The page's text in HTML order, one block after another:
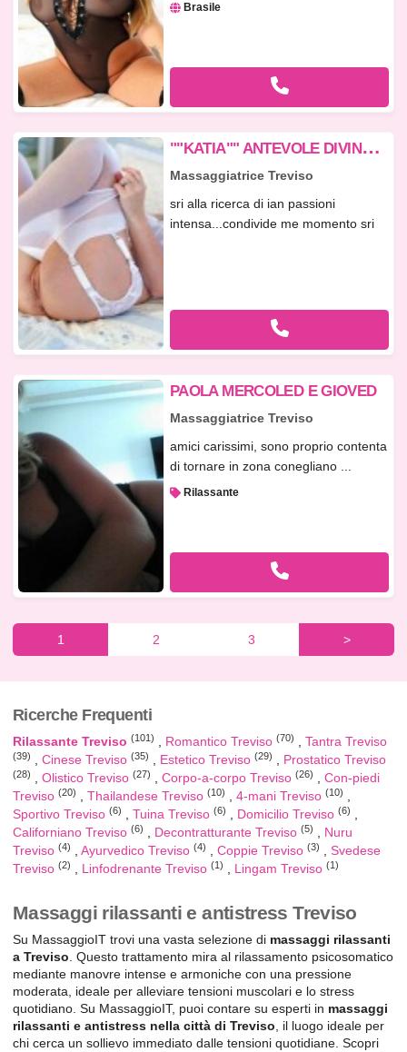
Brasile
"
"KATIA"" ANTEVOLE DIVINA....BELLA E COME IN VULCANO 3661112846
Massaggiatrice Treviso
sri alla ricerca di ian passioni
intensa...condivide me momento sri
PAOLA MERCOLED E GIOVED
Massaggiatrice Treviso
amici carissimi, sono proprio contenta
di tornare in zona conegliano ...
Rilassante
1 2 3 >
Ricerche Frequenti
Rilassante Treviso (101) Romantico Treviso (70) Tantra Treviso
(39) Cinese Treviso (35) Estetico Treviso (29) Prostatico Treviso
(28) Olistico Treviso (27) Corpo-a-corpo Treviso (26)
Con-piedi
Treviso (20) Thailandese Treviso (10) 4-mani Treviso (10)
Sportivo Treviso (6) Tuina Treviso (6) Domicilio Treviso (6)
Californiano Treviso (6) Decontratturante Treviso (5)
Nuru
Treviso (4) Ayurvedico Treviso (4) Coppie Treviso (3)
Svedese
Treviso (2) Linfodrenante Treviso (1) Lingam Treviso (1)
Massaggi rilassanti e antistress Treviso
Su MassaggioIT trovi una vasta selezione di massaggi rilassanti
a Treviso . Questo trattamento mira al rilassamento psicosomatico
mediante manovre intense e armoniche con una pressione
moderata, ideale per alleviare tensioni muscolari e lo stress
quotidiano. Su MassaggioIT, puoi contare su esperti in massaggi
rilassanti e antistress nella città di Treviso , il luogo ideale per
chi cerca un sollievo immediato dalle tensioni quotidiane. Scopri